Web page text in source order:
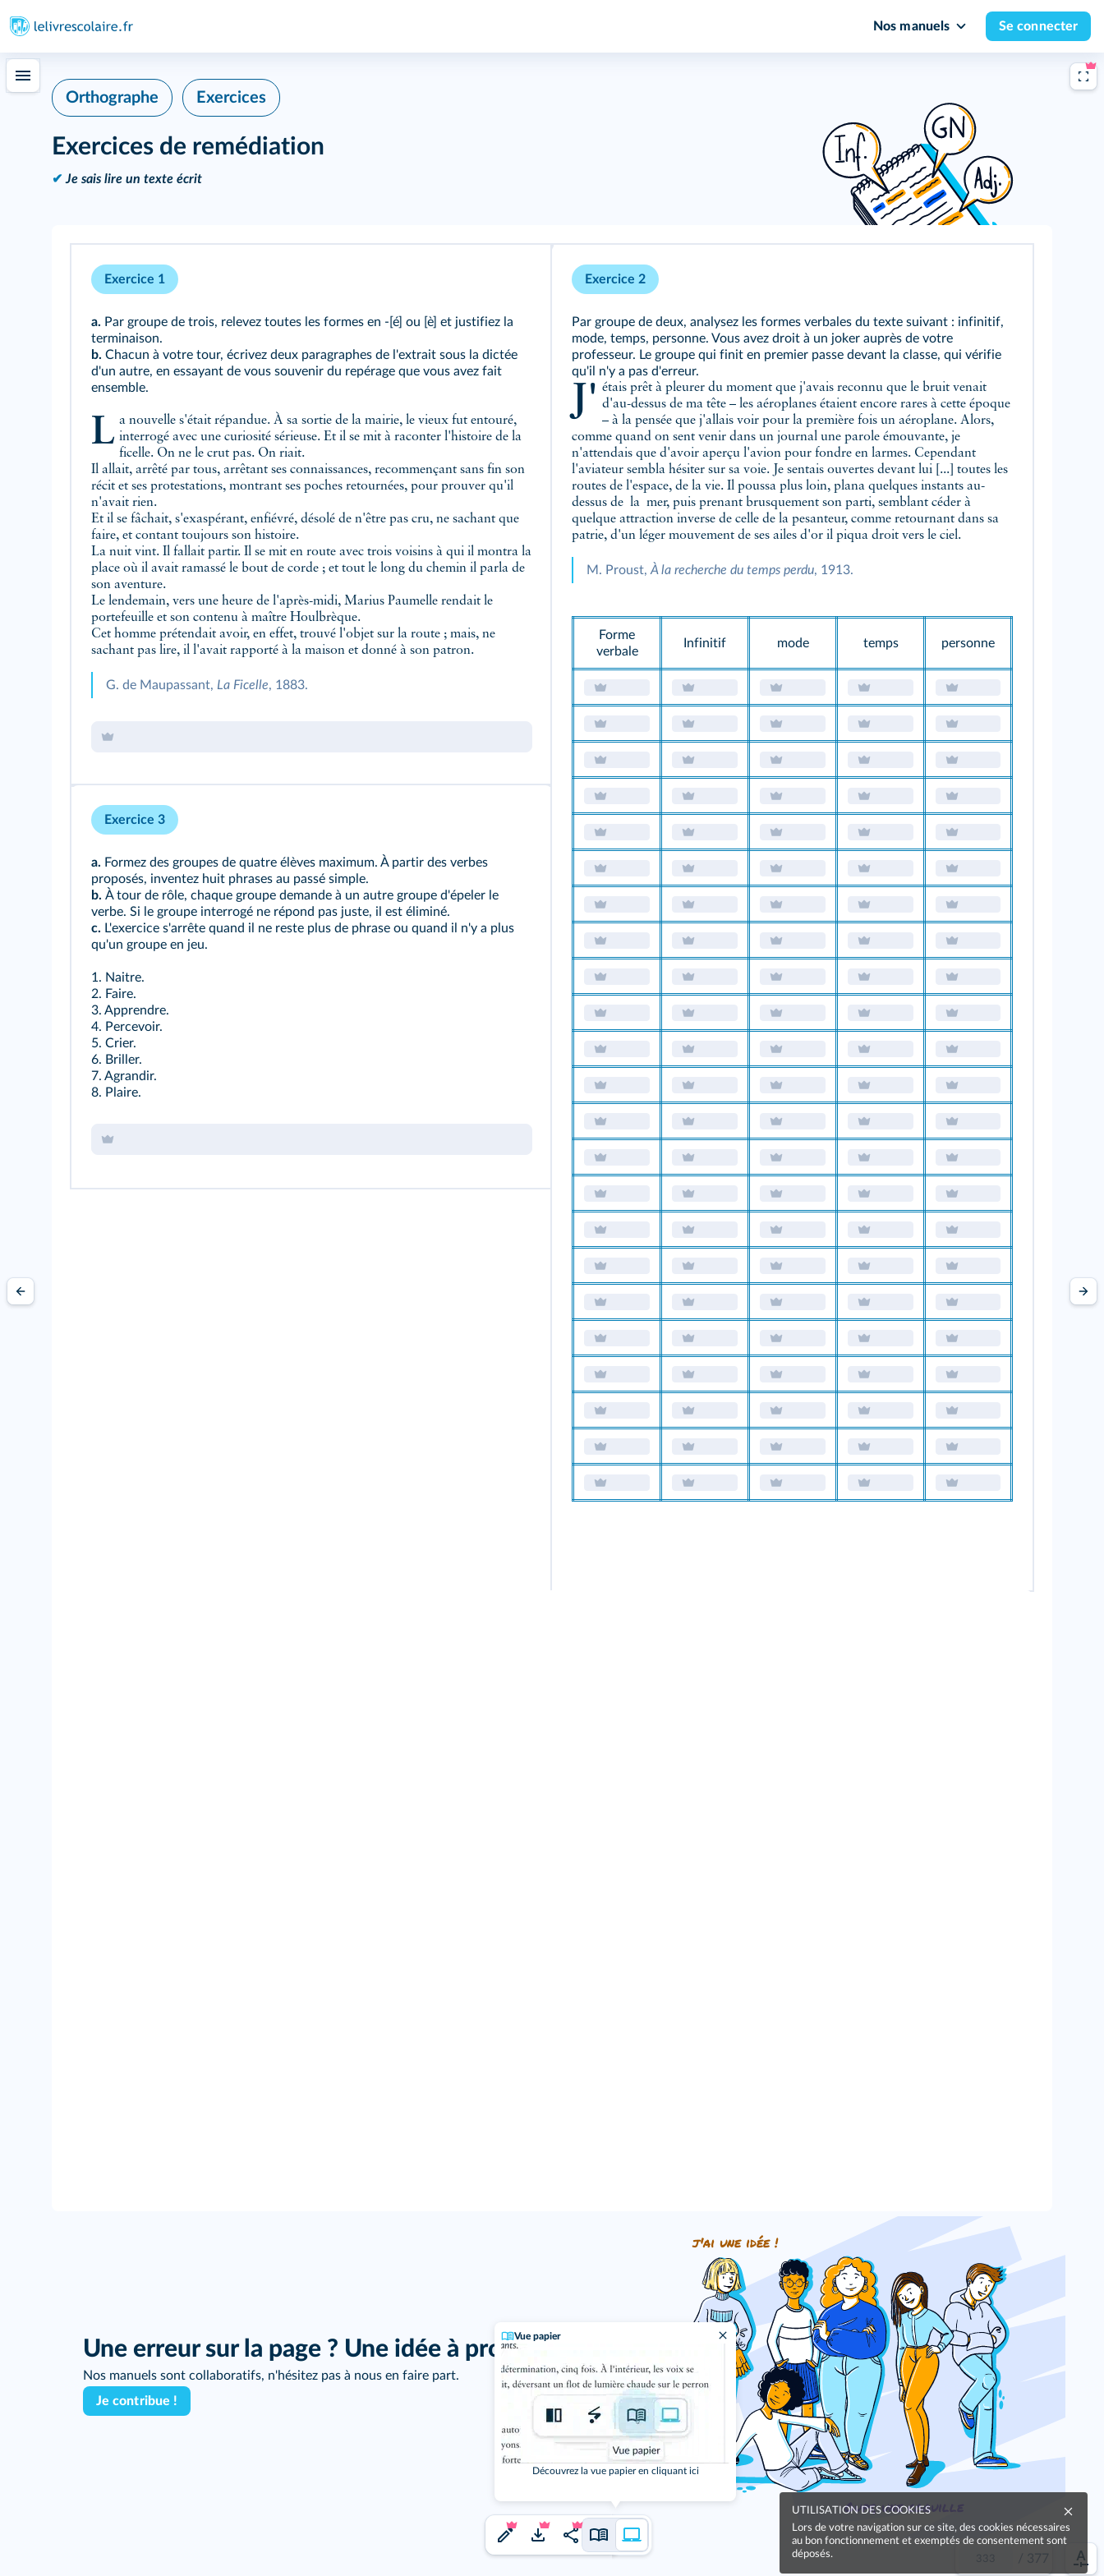
Nos manuels Se connecter
/ 377
Vue papier
Découvrez la vue papier en cliquant ici
Orthographe Exercices
Exercices de remédiation
✔ Je sais lire un texte écrit
Exercice 1
a. Par groupe de trois, relevez toutes les formes en -[é] ou [è] et justifiez la
terminaison.
b. Chacun à votre tour, écrivez deux paragraphes de l'extrait sous la dictée
d'un autre, en essayant de vous souvenir du repérage que vous avez fait
ensemble.
La nouvelle s'était répandue. À sa sortie de la mairie, le vieux fut entouré, interrogé avec une curiosité sérieuse. Et il se mit à raconter l'histoire de la
ficelle. On ne le crut pas. On riait.
Il allait, arrêté par tous, arrêtant ses connaissances, recommençant sans fin son
récit et ses protestations, montrant ses poches retournées, pour prouver qu'il
n'avait rien.
Et il se fâchait, s'exaspérant, enfiévré, désolé de n'être pas cru, ne sachant que
faire, et contant toujours son histoire.
La nuit vint. Il fallait partir. Il se mit en route avec trois voisins à qui il montra la
place où il avait ramassé le bout de corde ; et tout le long du chemin il parla de
son aventure.
Le lendemain, vers une heure de l'après-midi, Marius Paumelle rendait le
portefeuille et son contenu à maître Houlbrèque.
Cet homme prétendait avoir, en effet, trouvé l'objet sur la route ; mais, ne
sachant pas lire, il l'avait rapporté à la maison et donné à son patron.
G. de Maupassant, La Ficelle, 1883.
Exercice 3
a. Formez des groupes de quatre élèves maximum. À partir des verbes
proposés, inventez huit phrases au passé simple.
b. À tour de rôle, chaque groupe demande à un autre groupe d'épeler le
verbe. Si le groupe interrogé ne répond pas juste, il est éliminé.
c. L'exercice s'arrête quand il ne reste plus de phrase ou quand il n'y a plus
qu'un groupe en jeu.
1. Naitre.
2. Faire.
3. Apprendre.
4. Percevoir.
5. Crier.
6. Briller.
7. Agrandir.
8. Plaire.
Exercice 2
Par groupe de deux, analysez les formes verbales du texte suivant : infinitif,
mode, temps, personne. Vous avez droit à un joker auprès de votre
professeur. Le groupe qui finit en premier passe devant la classe, qui vérifie
qu'il n'y a pas d'erreur.
J'étais prêt à pleurer du moment que j'avais reconnu que le bruit venait d'au-dessus de ma tête – les aéroplanes étaient encore rares à cette époque
– à la pensée que j'allais voir pour la première fois un aéroplane. Alors,
comme quand on sent venir dans un journal une parole émouvante, je
n'attendais que d'avoir aperçu l'avion pour fondre en larmes. Cependant
l'aviateur sembla hésiter sur sa voie. Je sentais ouvertes devant lui [...] toutes les
routes de l'espace, de la vie. Il poussa plus loin, plana quelques instants au-
dessus de la mer, puis prenant brusquement son parti, semblant céder à
quelque attraction inverse de celle de la pesanteur, comme retournant dans sa
patrie, d'un léger mouvement de ses ailes d'or il piqua droit vers le ciel.
M. Proust, À la recherche du temps perdu, 1913.
Forme
verbale
Infinitif mode temps personne
Une erreur sur la page ? Une idée à proposer ?
Nos manuels sont collaboratifs, n'hésitez pas à nous en faire part.
Je contribue !
j'ai une idée !
Oups, une coquille
UTILISATION DES COOKIES
Lors de votre navigation sur ce site, des cookies nécessaires
au bon fonctionnement et exemptés de consentement sont
déposés.